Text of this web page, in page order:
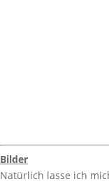
Bilder
Natürlich lasse ich